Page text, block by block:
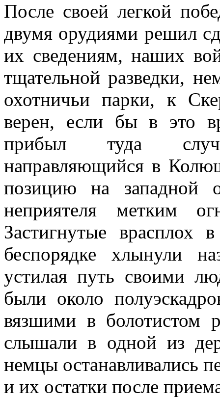
После своей легкой
двумя орудиями решил
их сведениям, наших
тщательной разведки,
охотничьи парки, к
верен, если бы в это
прибыл туда
направляющийся в
позицию на западной
неприятеля метким
Застигнутые
беспорядке хлыну­ли
устилая путь своими
были около
вязшими в болотистом
слышали в одной из
немцы останавливались
и их остатки после